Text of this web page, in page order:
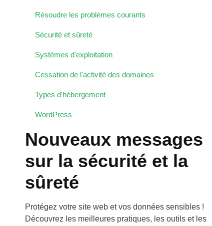
Résoudre les problèmes courants
Sécurité et sûreté
Systèmes d'exploitation
Cessation de l'activité des domaines
Types d'hébergement
WordPress
Nouveaux messages
sur la sécurité et la
sûreté
Protégez votre site web et vos données sensibles !
Découvrez les meilleures pratiques, les outils et les